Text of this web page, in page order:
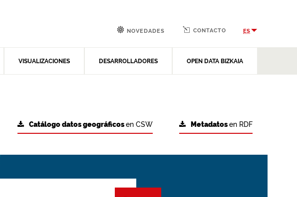
VISUALIZACIONES DESARROLLADORES OPEN DATA BIZKAIA
NOVEDADES CONTACTO ES
Metadatosen RDF
Catálogo datos geográficosen CSW